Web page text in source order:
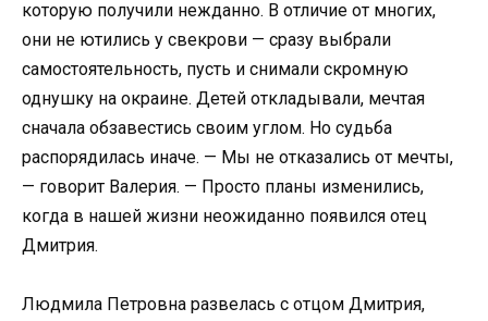
которую получили нежданно. В отличие от многих,
они не ютились у свекрови — сразу выбрали
самостоятельность, пусть и снимали скромную
однушку на окраине. Детей откладывали, мечтая
сначала обзавестись своим углом. Но судьба
распорядилась иначе. — Мы не отказались от мечты,
— говорит Валерия. — Просто планы изменились,
когда в нашей жизни неожиданно появился отец
Дмитрия.
Людмила Петровна развелась с отцом Дмитрия,